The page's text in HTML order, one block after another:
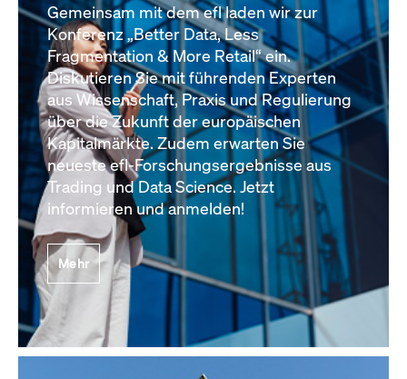
Gemeinsam mit dem efl laden wir zur
Konferenz „Better Data, Less
Fragmentation & More Retail“ ein.
Diskutieren Sie mit führenden Experten
aus Wissenschaft, Praxis und Regulierung
über die Zukunft der europäischen
Kapitalmärkte. Zudem erwarten Sie
neueste efl-Forschungsergebnisse aus
Trading und Data Science. Jetzt
informieren und anmelden!
Mehr